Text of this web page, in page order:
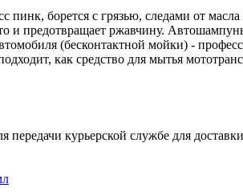
пинк, борется с грязью, следами от
и предотвращает ржавчину.
(бесконтактной мойки) -
как средство для мытья
передачи курьерской службе для